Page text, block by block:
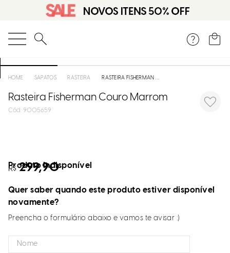
O que você está procurando?
SAPATOS RASTEIRA RASTEIRA FISHERMAN COURO MARROM
Rasteira Fisherman Couro Marrom
: 9005659
R$ 299,90
Produto indisponível
Quer saber quando este produto estiver disponível
novamente?
Preencha o formulário abaixo e vamos te avisar :)